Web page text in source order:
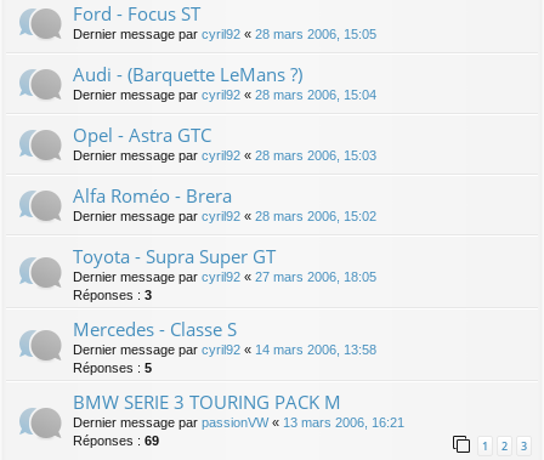
Ford - Focus ST
Dernier message par cyril92 « 28 mars 2006, 15:05
Audi - (Barquette LeMans ?)
Dernier message par cyril92 « 28 mars 2006, 15:04
Opel - Astra GTC
Dernier message par cyril92 « 28 mars 2006, 15:03
Alfa Roméo - Brera
Dernier message par cyril92 « 28 mars 2006, 15:02
Toyota - Supra Super GT
Dernier message par cyril92 « 27 mars 2006, 18:05
Réponses : 3
Mercedes - Classe S
Dernier message par cyril92 « 14 mars 2006, 13:58
Réponses : 5
BMW SERIE 3 TOURING PACK M
Dernier message par passionVW« 13 mars 2006, 16:21
Réponses : 69 1 2 3